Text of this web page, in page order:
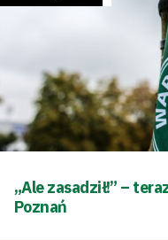
„Ale zasadził!” –
Poznań